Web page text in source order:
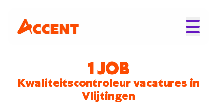
1 JOB
Kwaliteitscontroleur vacatures in
Vlijtingen